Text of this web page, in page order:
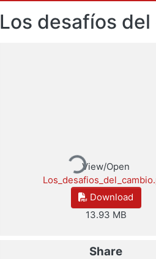
Los desafíos
Loading...View/Open
Download
13.93 MB
Share